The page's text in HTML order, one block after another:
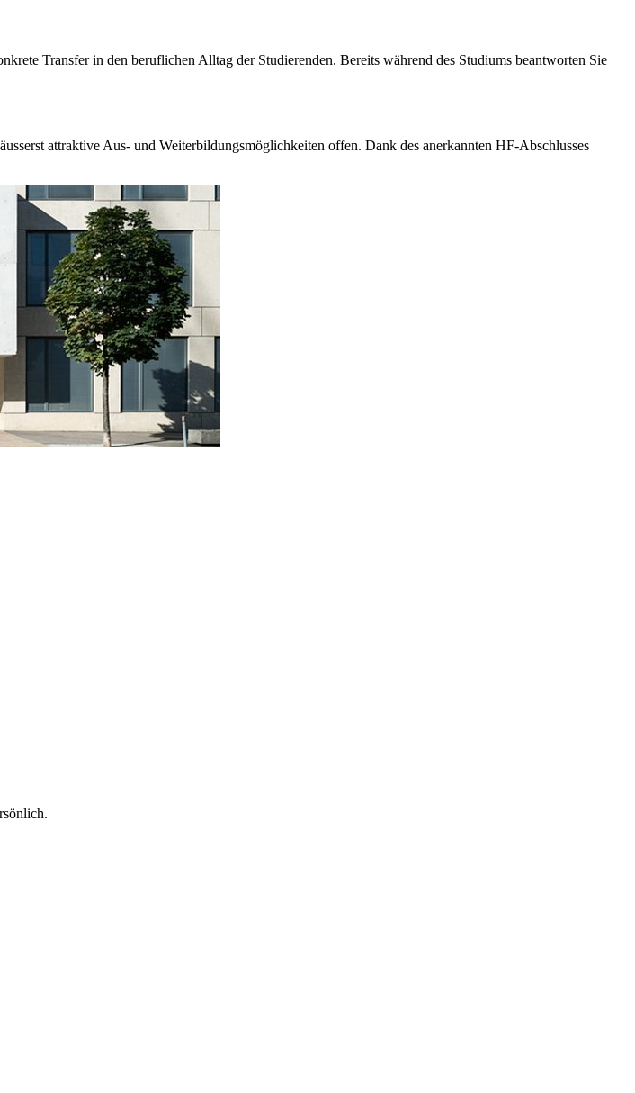
Transfer in den beruf­li­chen Alltag der Stu­dieren­den. Bereits während des Studiums beantworten Sie
attraktive Aus- und Weiterbildungsmöglichkeiten offen. Dank des anerkannten HF-Abschlusses